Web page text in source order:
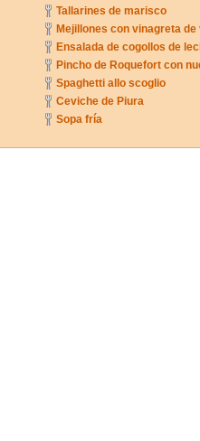
Tallarines de marisco
Mejillones con vinagreta
Ensalada de cogollos de
Pincho de Roquefort con
Spaghetti allo scoglio
Ceviche de Piura
Sopa fría